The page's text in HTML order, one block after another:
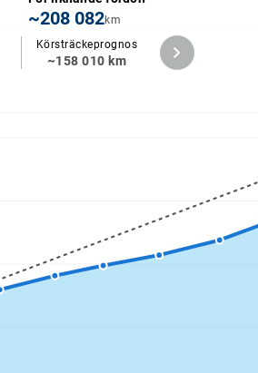
~208 082km
Körsträckeprognos
~158 010 km